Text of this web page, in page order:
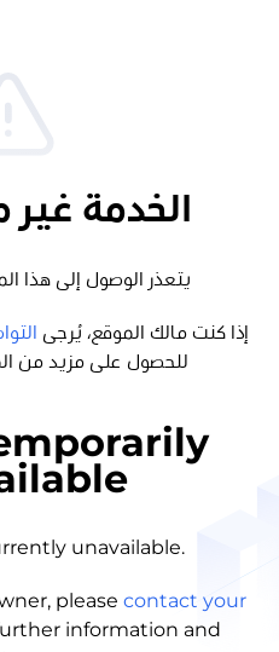
الخدمة غير
يتعذر الوصول إلى هذا
إذا كنت مالك الموقع، يُرجى
للحصول على مزيد من
unavailable.
please contact your
information and